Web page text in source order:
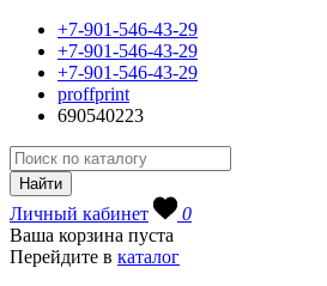
+7-901-546-43-29
+7-901-546-43-29
+7-901-546-43-29
proffprint
690540223
Личный кабинет
0
Ваша корзина пуста
Перейдите в каталог